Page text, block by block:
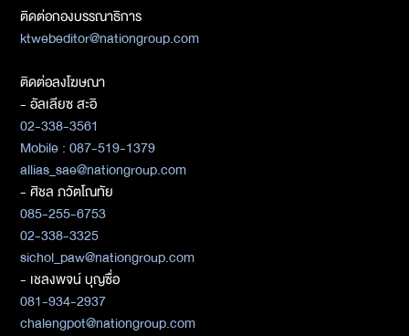
ติดต่อกองบรรณาธิการ
ktwebeditor@nationgroup.com
ติดต่อลงโฆษณา
- อัลเลียซ สะอิ
02-338-3561
Mobile : 087-519-1379
allias_sae@nationgroup.com
- ศิชล ภวัตโณทัย
085-255-6753
02-338-3325
sichol_paw@nationgroup.com
- เชลงพจน์ บุญซื่อ
081-934-2937
chalengpot@nationgroup.com